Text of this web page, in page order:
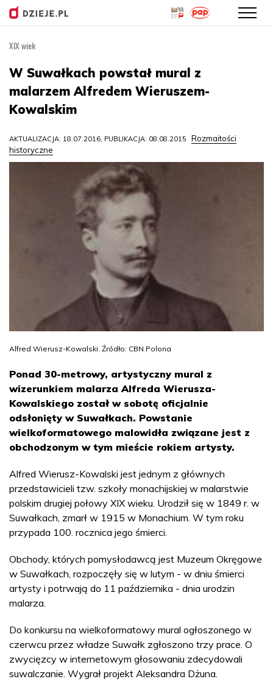
treści
XIX wiek
W Suwałkach powstał mural z
malarzem Alfredem Wieruszem-
Kowalskim
AKTUALIZACJA: 18.07.2016, PUBLIKACJA: 08.08.2015
Rozmaitości
historyczne
Alfred Wierusz-Kowalski. Źródło: CBN Polona
Ponad 30-metrowy, artystyczny mural z
wizerunkiem malarza Alfreda Wierusza-
Kowalskiego został w sobotę oficjalnie
odsłonięty w Suwałkach. Powstanie
wielkoformatowego malowidła związane jest z
obchodzonym w tym mieście rokiem artysty.
Alfred Wierusz-Kowalski jest jednym z głównych
przedstawicieli tzw. szkoły monachijskiej w malarstwie
polskim drugiej połowy XIX wieku. Urodził się w 1849 r. w
Suwałkach, zmarł w 1915 w Monachium. W tym roku
przypada 100. rocznica jego śmierci.
Obchody, których pomysłodawcą jest Muzeum Okręgowe
w Suwałkach, rozpoczęły się w lutym - w dniu śmierci
artysty i potrwają do 11 października - dnia urodzin
malarza.
Do konkursu na wielkoformatowy mural ogłoszonego w
czerwcu przez władze Suwałk zgłoszono trzy prace. O
zwycięzcy w internetowym głosowaniu zdecydowali
suwalczanie. Wygrał projekt Aleksandra Dżuna.